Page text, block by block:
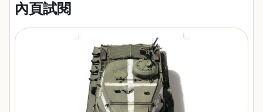
內頁試閱